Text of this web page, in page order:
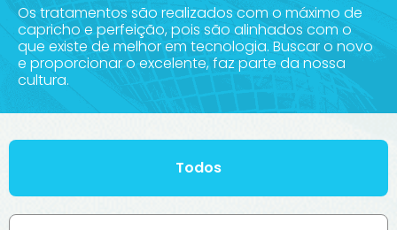
Os tratamentos são realizados com o máximo de
capricho e perfeição, pois são alinhados com o
que existe de melhor em tecnologia. Buscar o novo
e proporcionar o excelente, faz parte da nossa
cultura.
Todos